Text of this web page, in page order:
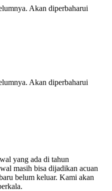
Akan diperbaharui
Akan diperbaharui
yang ada di tahun
masih bisa dijadikan acuan
belum keluar. Kami akan